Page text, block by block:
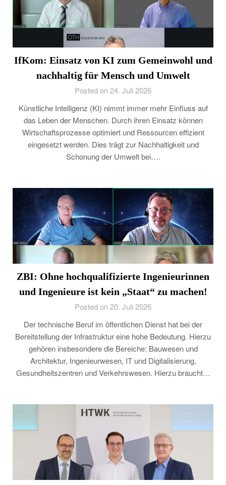
IfKom: Einsatz von KI zum Gemeinwohl und
nachhaltig für Mensch und Umwelt
Posted on 24. Juli 2026
Künstliche Intelligenz (KI) nimmt immer mehr Einfluss auf
das Leben der Menschen. Durch ihren Einsatz können
Wirtschaftsprozesse optimiert und Ressourcen effizient
eingesetzt werden. Dies trägt zur Nachhaltigkeit und
Schonung der Umwelt bei….
ZBI: Ohne hochqualifizierte Ingenieurinnen
und Ingenieure ist kein „Staat“ zu machen!
Posted on 20. Juli 2026
Der technische Beruf im öffentlichen Dienst hat bei der
Bereitstellung der Infrastruktur eine hohe Bedeutung. Hierzu
gehören insbesondere die Bereiche: Bauwesen und
Architektur, Ingenieurwesen, IT und Digitalisierung,
Gesundheitszentren und Verkehrswesen. Hierzu braucht…